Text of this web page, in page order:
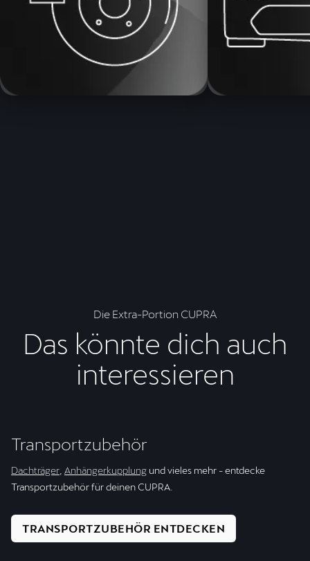
Die Extra-Portion CUPRA
Das könnte dich auch
interessieren
Transport­zubehör
Dachträger Anhängerkupplung und vieles mehr - entdecke
Transportzubehör für deinen CUPRA.
TRANSPORTZUBEHÖR ENTDECKEN